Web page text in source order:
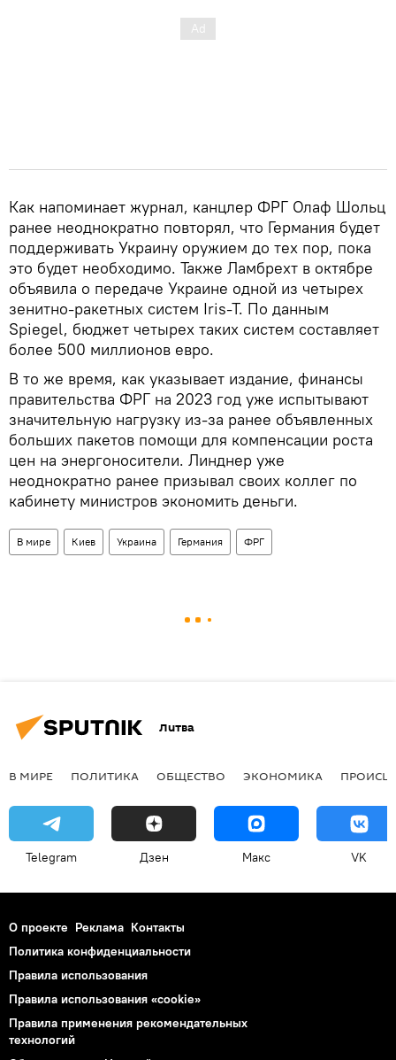
Как напоминает журнал, канцлер ФРГ Олаф Шольц
ранее неоднократно повторял, что Германия будет
поддерживать Украину оружием до тех пор, пока
это будет необходимо. Также Ламбрехт в октябре
объявила о передаче Украине одной из четырех
зенитно-ракетных систем Iris-T. По данным
Spiegel, бюджет четырех таких систем составляет
более 500 миллионов евро.
В то же время, как указывает издание, финансы
правительства ФРГ на 2023 год уже испытывают
значительную нагрузку из-за ранее объявленных
больших пакетов помощи для компенсации роста
цен на энергоносители. Линднер уже
неоднократно ранее призывал своих коллег по
кабинету министров экономить деньги.
В мире Киев Украина Германия ФРГ
Литва
В МИРЕ ПОЛИТИКА ОБЩЕСТВО ЭКОНОМИКА
Telegram Дзен Макс VK
О проекте Реклама Контакты
Политика конфиденциальности
Правила использования
Правила использования «cookie»
Правила применения рекомендательных
технологий